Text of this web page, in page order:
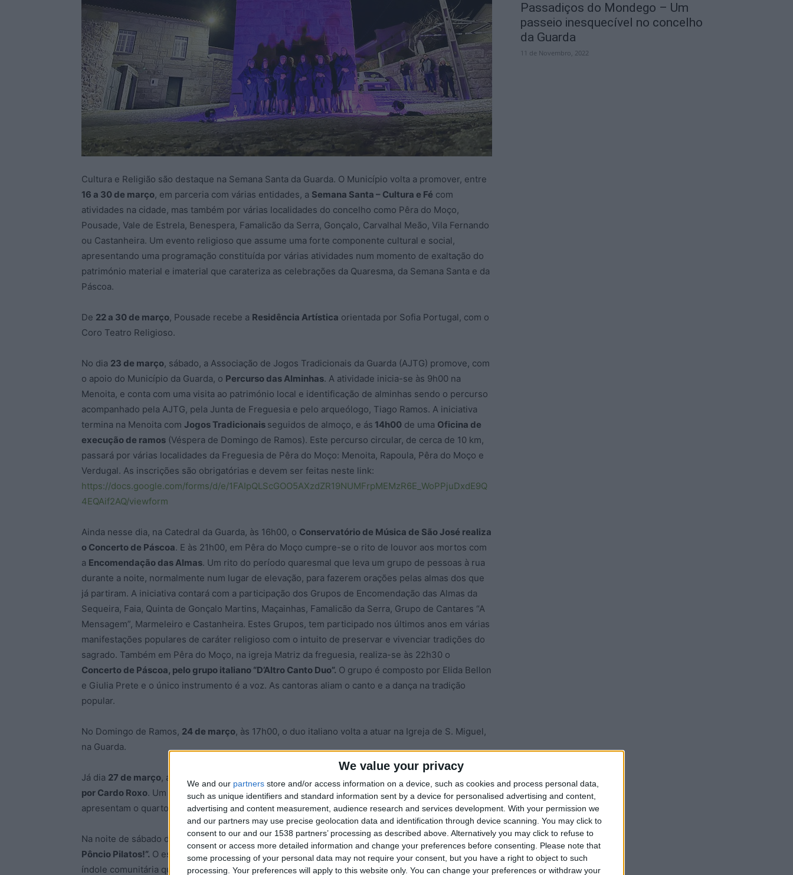
We value your privacy
We and our partners store and/or access information on a device, such as cookies and process personal data,
such as unique identifiers and standard information sent by a device for personalised advertising and content,
advertising and content measurement, audience research and services development. With your permission we
and our partners may use precise geolocation data and identification through device scanning. You may click to
consent to our and our 1538 partners’ processing as described above. Alternatively you may click to refuse to
consent or access more detailed information and change your preferences before consenting.
Please note that
some processing of your personal data may not require your consent, but you have a right to object to such
processing. Your preferences will apply to this website only. You can change your preferences or withdraw your
Cultura e Religião são destaque na Semana Santa da Guarda. O Município volta a promover, entre
16 a 30 de março, em parceria com várias entidades, a Semana Santa – Cultura e Fé com
atividades na cidade, mas também por várias localidades do concelho como Pêra do Moço,
Pousade, Vale de Estrela, Benespera, Famalicão da Serra, Gonçalo, Carvalhal Meão, Vila Fernando
ou Castanheira. Um evento religioso que assume uma forte componente cultural e social,
apresentando uma programação constituída por várias atividades num momento de exaltação do
património material e imaterial que carateriza as celebrações da Quaresma, da Semana Santa e da
Páscoa.
De 22 a 30 de março, Pousade recebe a Residência Artística orientada por Sofia Portugal, com o
Coro Teatro Religioso.
No dia 23 de março, sábado, a Associação de Jogos Tradicionais da Guarda (AJTG) promove, com
o apoio do Município da Guarda, o Percurso das Alminhas. A atividade inicia-se às 9h00 na
Menoita, e conta com uma visita ao património local e identificação de alminhas sendo o percurso
acompanhado pela AJTG, pela Junta de Freguesia e pelo arqueólogo, Tiago Ramos. A iniciativa
termina na Menoita com Jogos Tradicionais seguidos de almoço, e ás 14h00 de uma Oficina de
execução de ramos (Véspera de Domingo de Ramos). Este percurso circular, de cerca de 10 km,
passará por várias localidades da Freguesia de Pêra do Moço: Menoita, Rapoula, Pêra do Moço e
Verdugal. As inscrições são obrigatórias e devem ser feitas neste link:
https://docs.google.com/forms/d/e/1FAIpQLScGOO5AXzdZR19NUMFrpMEMzR6E_WoPPjuDxdE9Q
4EQAif2AQ/viewform
Ainda nesse dia, na Catedral da Guarda, às 16h00, o Conservatório de Música de São José realiza
o Concerto de Páscoa. E às 21h00, em Pêra do Moço cumpre-se o rito de louvor aos mortos com
a Encomendação das Almas. Um rito do período quaresmal que leva um grupo de pessoas à rua
durante a noite, normalmente num lugar de elevação, para fazerem orações pelas almas dos que
já partiram. A iniciativa contará com a participação dos Grupos de Encomendação das Almas da
Sequeira, Faia, Quinta de Gonçalo Martins, Maçainhas, Famalicão da Serra, Grupo de Cantares “A
Mensagem”, Marmeleiro e Castanheira. Estes Grupos, tem participado nos últimos anos em várias
manifestações populares de caráter religioso com o intuito de preservar e vivenciar tradições do
sagrado. Também em Pêra do Moço, na igreja Matriz da freguesia, realiza-se às 22h30 o
Concerto de Páscoa, pelo grupo italiano “D’Altro Canto Duo”. O grupo é composto por Elida Bellon
e Giulia Prete e o único instrumento é a voz. As cantoras aliam o canto e a dança na tradição
popular.
No Domingo de Ramos, 24 de março, às 17h00, o duo italiano volta a atuar na Igreja de S. Miguel,
na Guarda.
Já dia 27 de março, a Igreja da Misericórdia recebe o
por Cardo Roxo. Um ensemble dirigido por Antony Fernandes e Carmina Repas Gonçalves, que
apresentam o quarto disco inteiramente dedicado à música religiosa tradicional portuguesa.
Na noite de sábado de aleluia, 30 março, às 21h30, Pousade recebe oTeatro Religioso “Eis,
Pôncio Pilatos!”. O espetáculo terá a direção artística de Daniel Rocha e é uma representação de
índole comunitária que pretende respeitar a tradição centenária de teatro religioso e popular de
Passadiços do Mondego – Um
passeio inesquecível no concelho
da Guarda
11 de Novembro, 2022